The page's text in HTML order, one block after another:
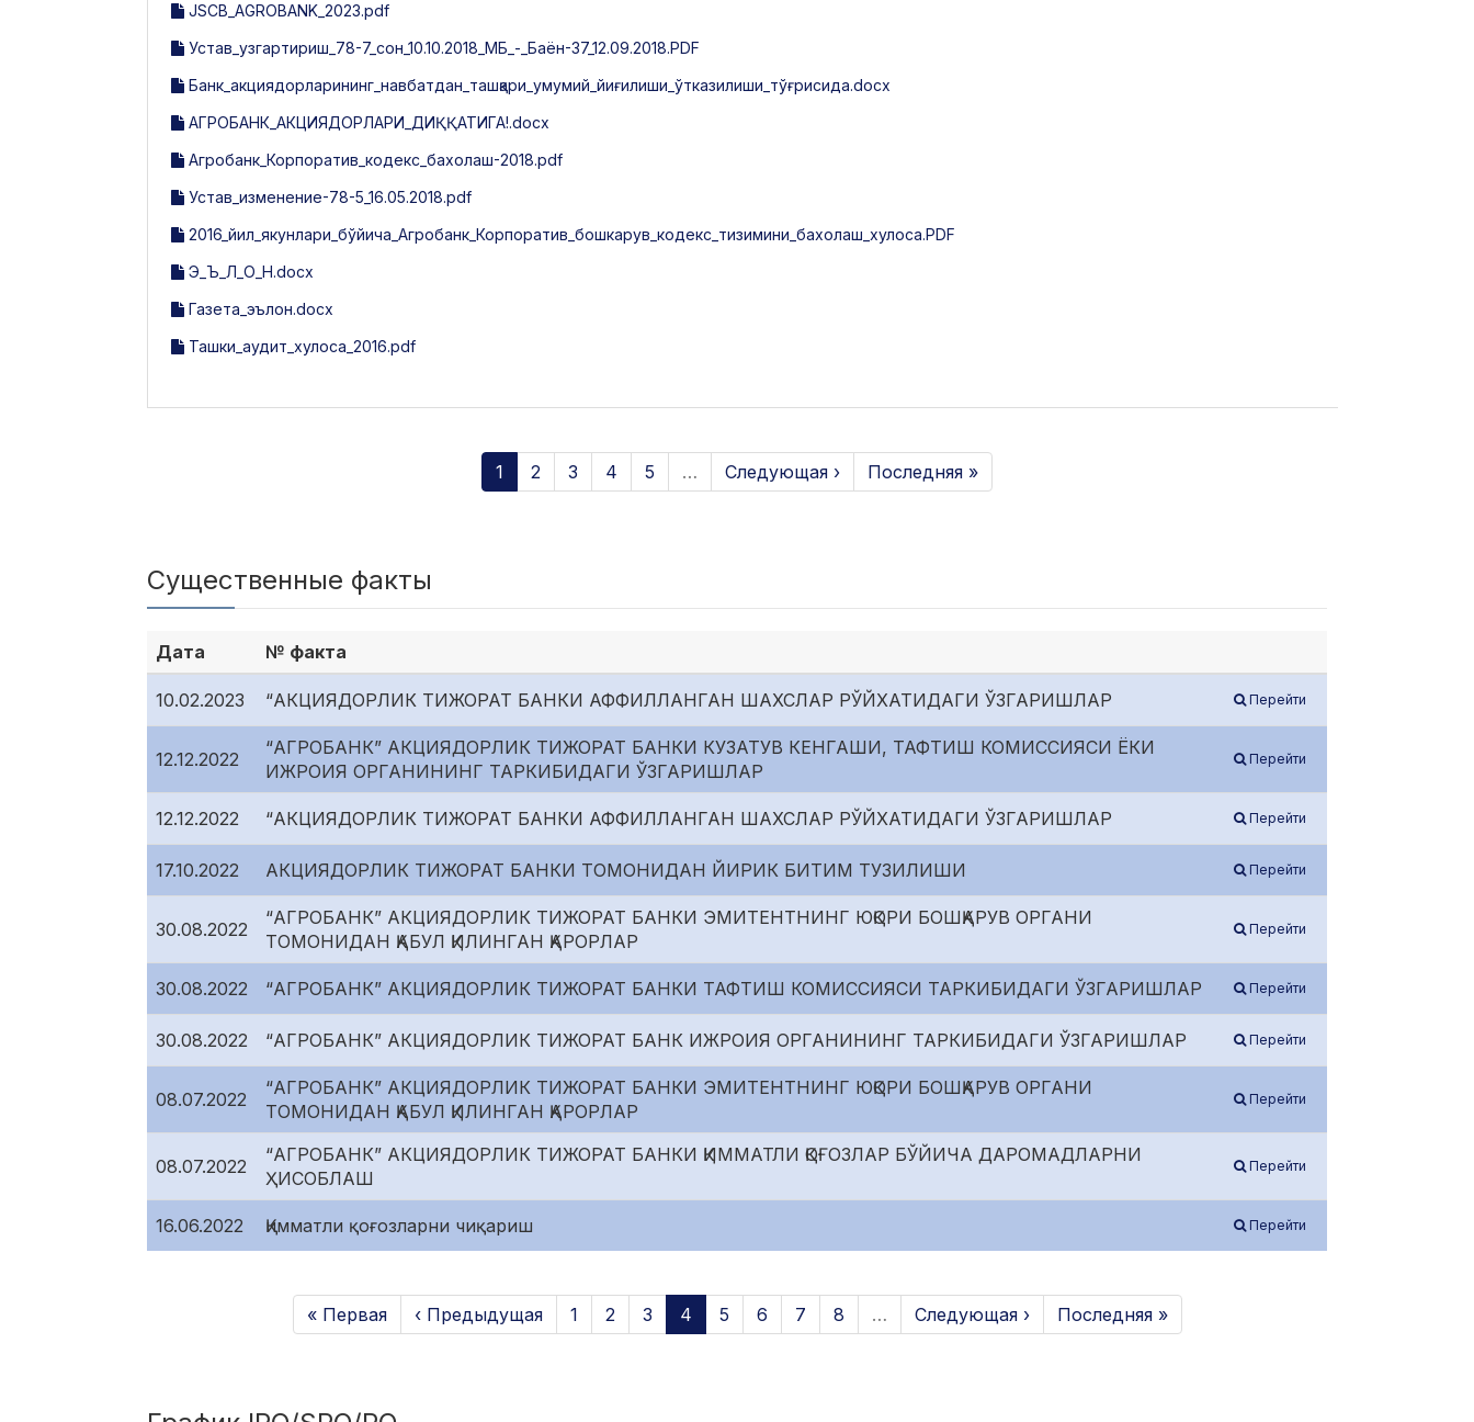
JSCB_AGROBANK_2023.pdf
Устав_узгартириш_78-7_сон_10.10.2018_МБ_-_Баён-37_12.09.2018.PDF
Банк_акциядорларининг_навбатдан_ташқари_умумий_йиғилиши_ўтказилиши_тўғрисида.docx
АГРОБАНК_АКЦИЯДОРЛАРИ_ДИҚҚАТИГА!.docx
Агробанк_Корпоратив_кодекс_бахолаш-2018.pdf
Устав_изменение-78-5_16.05.2018.pdf
2016_йил_якунлари_бўйича_Агробанк_Корпоратив_бошкарув_кодекс_тизимини_бахолаш_хулоса.PDF
Э_Ъ_Л_О_Н.docx
Газета_эълон.docx
Ташки_аудит_хулоса_2016.pdf
1 2 3 4 5 … Следующая › Последняя »
Существенные факты
Дата № факта
10.02.2023 “АКЦИЯДОРЛИК ТИЖОРАТ БАНКИ АФФИЛЛАНГАН ШАХСЛАР РЎЙХАТИДАГИ ЎЗГАРИШЛАР Перейти
12.12.2022
“АГРОБАНК” АКЦИЯДОРЛИК ТИЖОРАТ БАНКИ КУЗАТУВ КЕНГАШИ, ТАФТИШ КОМИССИЯСИ ЁКИ
ИЖРОИЯ ОРГАНИНИНГ ТАРКИБИДАГИ ЎЗГАРИШЛАР
Перейти
12.12.2022 “АКЦИЯДОРЛИК ТИЖОРАТ БАНКИ АФФИЛЛАНГАН ШАХСЛАР РЎЙХАТИДАГИ ЎЗГАРИШЛАР Перейти
17.10.2022 АКЦИЯДОРЛИК ТИЖОРАТ БАНКИ ТОМОНИДАН ЙИРИК БИТИМ ТУЗИЛИШИ Перейти
30.08.2022
“АГРОБАНК” АКЦИЯДОРЛИК ТИЖОРАТ БАНКИ ЭМИТЕНТНИНГ ЮҚОРИ БОШҚАРУВ ОРГАНИ
ТОМОНИДАН ҚАБУЛ ҚИЛИНГАН ҚАРОРЛАР
Перейти
30.08.2022 “АГРОБАНК” АКЦИЯДОРЛИК ТИЖОРАТ БАНКИ ТАФТИШ КОМИССИЯСИ ТАРКИБИДАГИ ЎЗГАРИШЛАР Перейти
30.08.2022 “АГРОБАНК” АКЦИЯДОРЛИК ТИЖОРАТ БАНК ИЖРОИЯ ОРГАНИНИНГ ТАРКИБИДАГИ ЎЗГАРИШЛАР Перейти
08.07.2022
“АГРОБАНК” АКЦИЯДОРЛИК ТИЖОРАТ БАНКИ ЭМИТЕНТНИНГ ЮҚОРИ БОШҚАРУВ ОРГАНИ
ТОМОНИДАН ҚАБУЛ ҚИЛИНГАН ҚАРОРЛАР
Перейти
08.07.2022
“АГРОБАНК” АКЦИЯДОРЛИК ТИЖОРАТ БАНКИ ҚИММАТЛИ ҚОҒОЗЛАР БЎЙИЧА ДАРОМАДЛАРНИ
ҲИСОБЛАШ
Перейти
16.06.2022 Қимматли қоғозларни чиқариш Перейти
« Первая ‹ Предыдущая 1 2 3 4 5 6 7 8 … Следующая › Последняя »